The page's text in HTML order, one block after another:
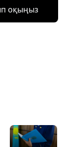
оқыңыз